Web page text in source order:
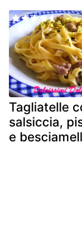
Tagliatelle
salsiccia,
e